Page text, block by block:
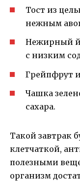
Тост из
нежным
Нежирный
с низким
Грейпфрут
Чашка
сахара.
Такой завтрак
клетчаткой,
полезными
организм